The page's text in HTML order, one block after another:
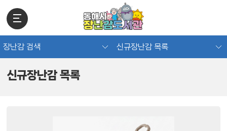
신규장난감 목록
장난감 검색 신규장난감 목록